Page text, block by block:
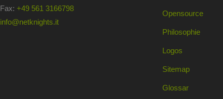
Fax: +49 561 3166798
info@netknights.it
Opensource
Philosophie
Logos
Sitemap
Glossar